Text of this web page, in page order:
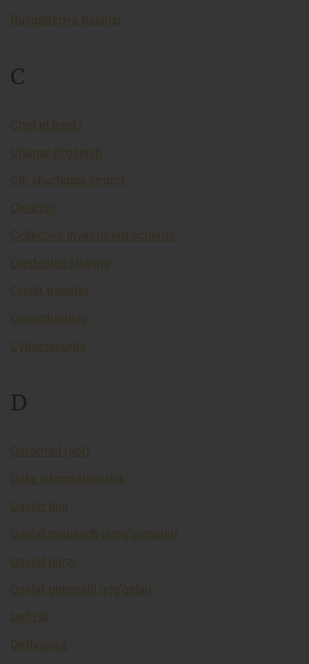
Buxgalteriya balansi
C
Chet el banki
Chuqur o'rganish
CIF shartidagi import
Clearing
Collective investment scheme
Credential sharing
Credit transfer
Crowdfunding
Cybersecurity
D
Daromad (sof)
Data information risk
Davlat boji
Davlat maqsadli jamg’armalari
Davlat qarzi
Davlat qimmatli qog’ozlari
Defitsit
Deflyasiya